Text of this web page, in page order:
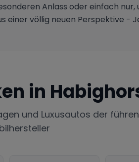
Anlass oder einfach
einer völlig neuen Perspektive
in
und Luxusautos der